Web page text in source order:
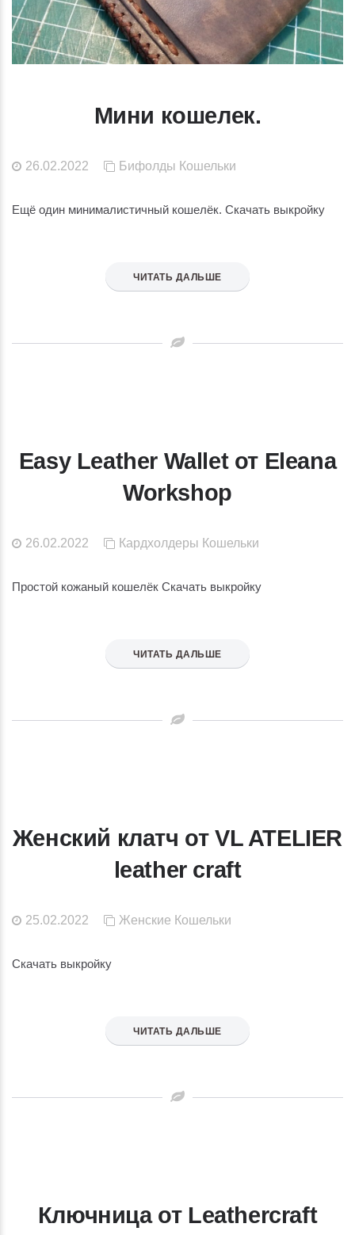
Мини кошелек.
26.02.2022 Бифолды Кошельки
Ещё один минималистичный кошелёк. Скачать выкройку
ЧИТАТЬ ДАЛЬШЕ
Easy Leather Wallet от Eleana
Workshop
26.02.2022 Кардхолдеры Кошельки
Простой кожаный кошелёк Скачать выкройку
ЧИТАТЬ ДАЛЬШЕ
Женский клатч от VL ATELIER
leather craft
25.02.2022 Женские Кошельки
Скачать выкройку
ЧИТАТЬ ДАЛЬШЕ
Ключница от Leathercraft